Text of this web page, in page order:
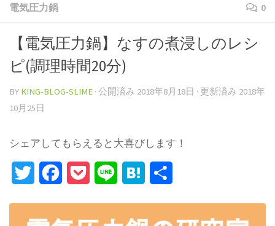
電気圧力鍋 0
【電気圧力鍋】なすの煮浸しのレシ
ピ(調理時間20分)
BY KING-BLOG-SLIME · 公開済み 2018年8月18日 · 更新済み 2018年
10月25日
シェアしてもらえると大喜びします！
Twitter FacebookPocket Line Hatena